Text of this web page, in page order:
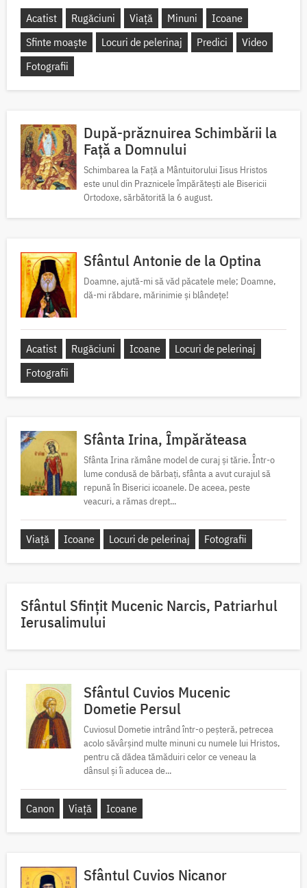
Acatist Rugăciuni Viață Minuni
Icoane
Sfinte moaște
Locuri de pelerinaj Predici
Video
Fotografii
După-prăznuirea Schimbării la
Față a Domnului
Schimbarea la Față a Mântuitorului Iisus Hristos
este unul din Praznicele împărătești ale Bisericii
Ortodoxe, sărbătorită la 6 august.
Sfântul Antonie de la Optina
Doamne, ajută-mi să văd păcatele mele; Doamne,
dă-mi răbdare, mărinimie şi blândeţe!
Acatist Rugăciuni Icoane
Locuri de pelerinaj
Fotografii
Sfânta Irina, Împărăteasa
Sfânta Irina rămâne model de curaj și tărie. Într-o
lume condusă de bărbați, sfânta a avut curajul să
repună în Biserici icoanele. De aceea, peste
veacuri, a rămas drept...
Viață Icoane Locuri de pelerinaj Fotografii
Sfântul Sfinţit Mucenic Narcis, Patriarhul
Ierusalimului
Sfântul Cuvios Mucenic
Dometie Persul
Cuviosul Dometie intrând într-o peșteră, petrecea
acolo săvârșind multe minuni cu numele lui Hristos,
pentru că dădea tămăduiri celor ce veneau la
dânsul și îi aducea de...
Canon Viață Icoane
Sfântul Cuvios Nicanor